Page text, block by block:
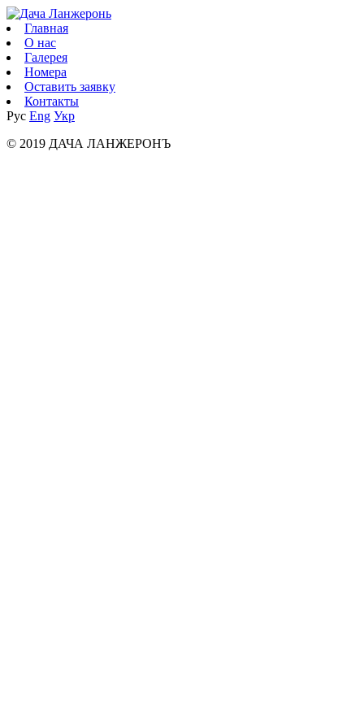
Главная
О нас
Галерея
Номера
Оставить заявку
Контакты
Рус Eng Укр
© 2019 ДАЧА ЛАНЖЕРОНЪ